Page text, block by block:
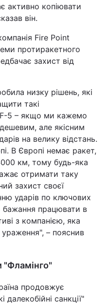
активно копіювати
він.
Fire Point
протиракетного
захист від
низку рішень, які
такі
F-5 – якщо ми кажемо
але якісним
на велику відстань.
В Європі немає ракет,
км, тому будь-яка
отримати таку
захист своєї
ударів по ключових
бажання працювати в
з компанією, яка
– пояснив
продовжує
далекобійні санкції"